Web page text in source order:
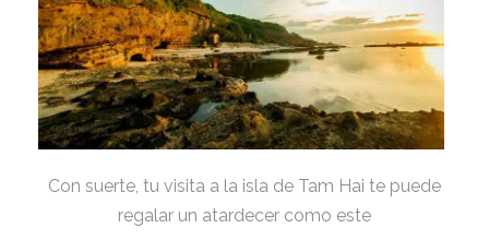
Con suerte, tu visita a la isla de Tam Hai te puede
regalar un atardecer como este